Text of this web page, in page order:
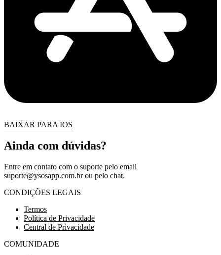
BAIXAR PARA IOS
Ainda com dúvidas?
Entre em contato com o suporte pelo email
suporte@ysosapp.com.brou pelo chat.
CONDIÇÕES LEGAIS
Termos
Política de Privacidade
Central de Privacidade
COMUNIDADE